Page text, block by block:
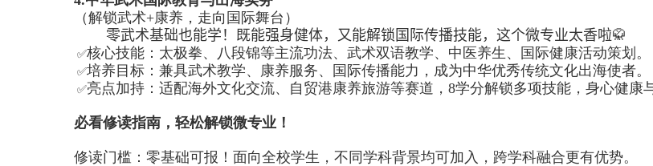
（解锁武术+康养，走向国际舞台）
零武术基础也能学！既能强身健体，又能解锁国际传播技能，这个微专业太香啦🥋
✅核心技能：太极拳、八段锦等主流功法、武术双语教学、中医养生、国际健康活动策划。
✅培养目标：兼具武术教学、康养服务、国际传播能力，成为中华优秀传统文化出海使者。
✅亮点加持：适配海外文化交流、自贸港康养旅游等赛道， 8学分解锁多项技能，身心健康
必看修读指南，轻松解锁微专业！
修读门槛：零基础可报！面向全校学生，不同学科背景均可加入，跨学科融合更有优势。